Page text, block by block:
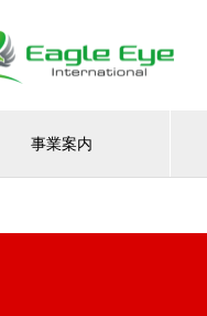
事業案内